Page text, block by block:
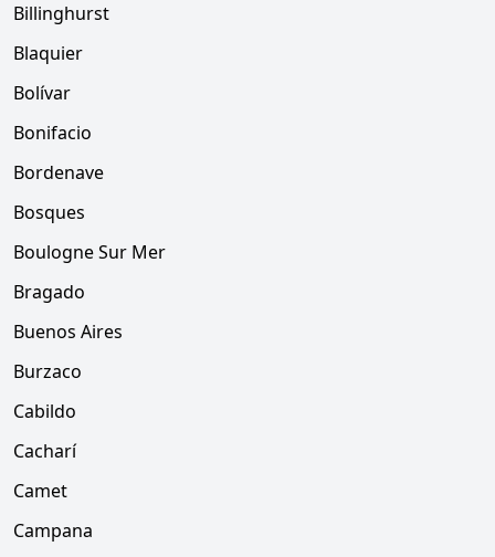
Billinghurst
Blaquier
Bolívar
Bonifacio
Bordenave
Bosques
Boulogne Sur Mer
Bragado
Buenos Aires
Burzaco
Cabildo
Cacharí
Camet
Campana